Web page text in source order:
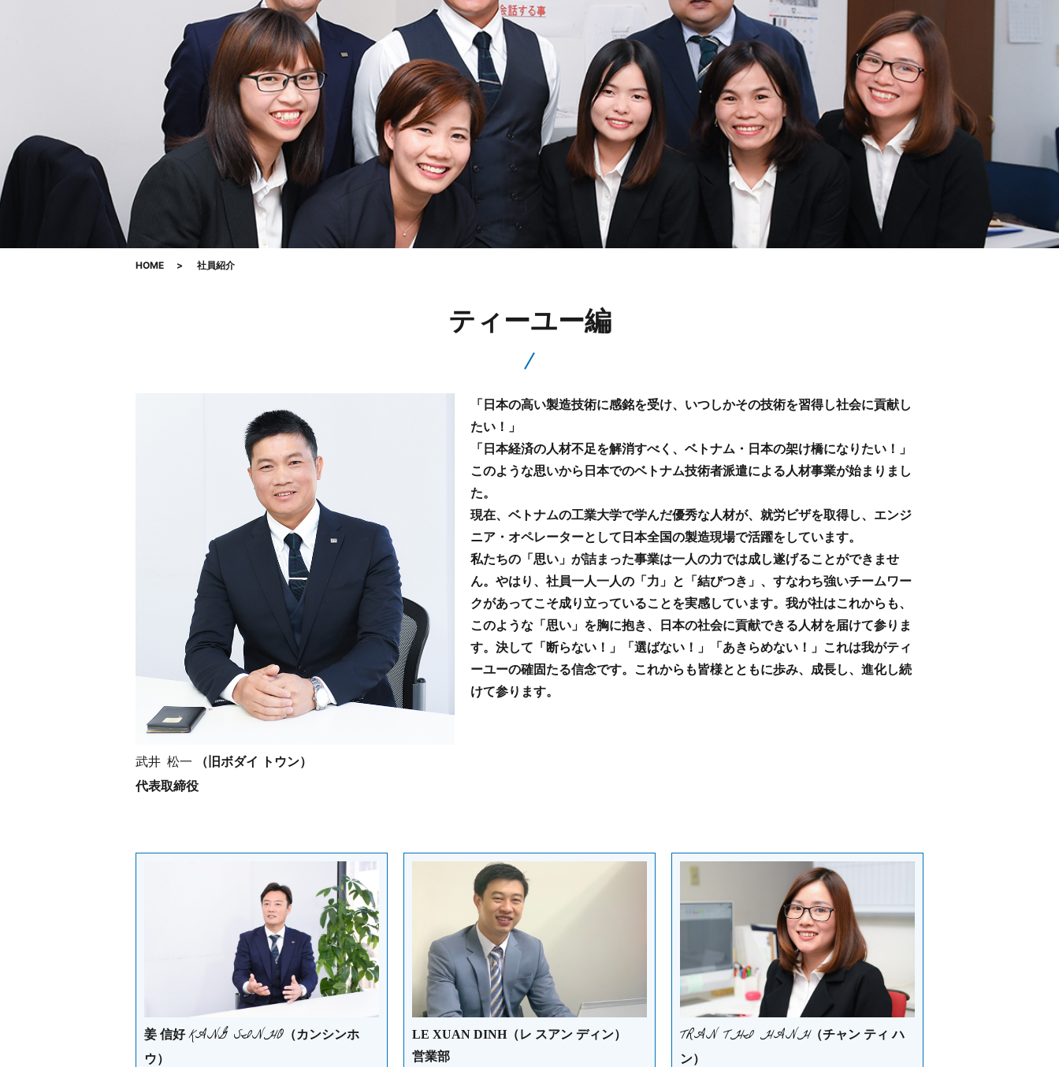
HOME 社員紹介
ティーユー編
武井 松一 （旧ボダイ トウン）
代表取締役
「日本の高い製造技術に感銘を受け、いつしかその技術を習得し社会に貢献し
たい！」
「日本経済の人材不足を解消すべく、ベトナム・日本の架け橋になりたい！」
このような思いから日本でのベトナム技術者派遣による人材事業が始まりまし
た。
現在、ベトナムの工業大学で学んだ優秀な人材が、就労ビザを取得し、エンジ
ニア・オペレーターとして日本全国の製造現場で活躍をしています。
私たちの「思い」が詰まった事業は一人の力では成し遂げることができませ
ん。やはり、社員一人一人の「力」と「結びつき」、すなわち強いチームワー
クがあってこそ成り立っていることを実感しています。我が社はこれからも、
このような「思い」を胸に抱き、日本の社会に貢献できる人材を届けて参りま
す。決して「断らない！」「選ばない！」「あきらめない！」これは我がティ
ーユーの確固たる信念です。これからも皆様とともに歩み、成長し、進化し続
けて参ります。
姜 信好KANG SINHO （カンシンホ
ウ）
LE XUAN DINH（レ スアン ディン）
営業部
TRAN THI HANH（チャン ティ ハ
ン）